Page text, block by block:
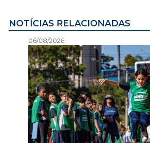
NOTÍCIAS RELACIONADAS
06/08/2026